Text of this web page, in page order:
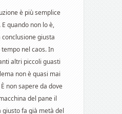
è più semplice
quando non lo è,
giusta
nel caos. In
altri piccoli guasti
non è quasi mai
non sapere da dove
del pane il
giusto fa già metà del